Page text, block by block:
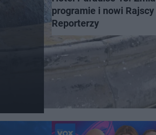
programie i nowi Rajscy
Reporterzy